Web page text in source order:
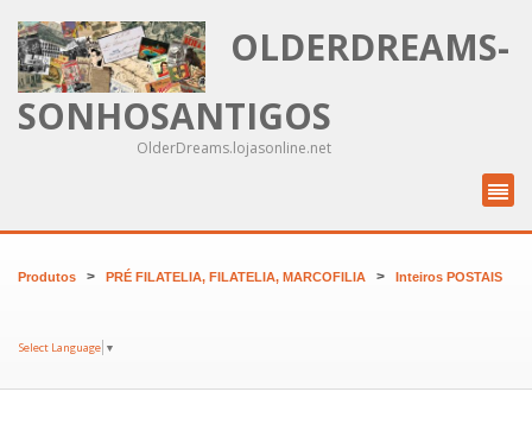
OLDERDREAMS-
SONHOSANTIGOS
OlderDreams.lojasonline.net
Produtos > PRÉ FILATELIA, FILATELIA, MARCOFILIA > Inteiros POSTAIS
Select Language ▼